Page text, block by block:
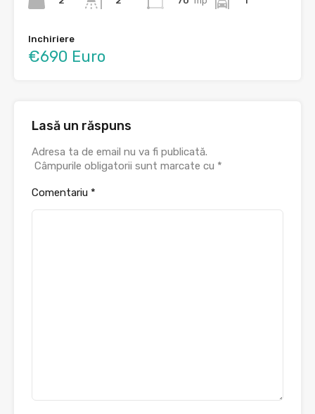
Inchiriere
€690 Euro
Lasă un răspuns
Adresa ta de email nu va fi publicată.
Câmpurile obligatorii sunt marcate cu *
Comentariu *